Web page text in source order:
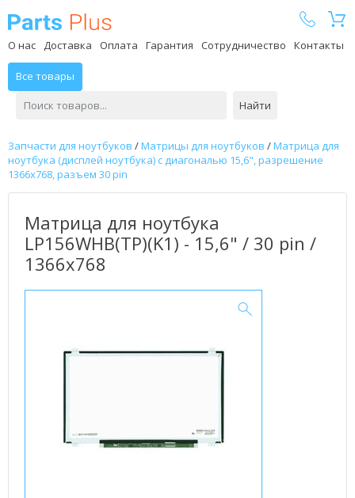
О нас Доставка Оплата Гарантия Сотрудничество Контакты
Все товары
Найти
Запчасти для ноутбуков /Матрицы для ноутбуков /Матрица для
ноутбука (дисплей ноутбука) с диагональю 15,6", разрешение
1366x768, разъем 30 pin
Матрица для ноутбука
LP156WHB(TP)(K1) - 15,6" / 30 pin /
1366x768